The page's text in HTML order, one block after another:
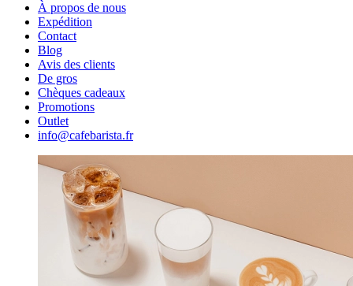
À propos de nous
Expédition
Contact
Blog
Avis des clients
De gros
Chèques cadeaux
Promotions
Outlet
info@cafebarista.fr